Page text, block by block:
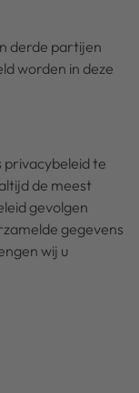
derde partijen
worden in deze
privacybeleid te
de meest
gevolgen
gegevens
wij u